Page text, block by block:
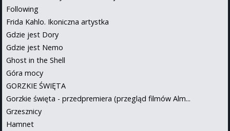
Following
Frida Kahlo. Ikoniczna artystka
Gdzie jest Dory
Gdzie jest Nemo
Ghost in the Shell
Góra mocy
GORZKIE ŚWIĘTA
Gorzkie święta - przedpremiera (przegląd filmów Alm...
Grzesznicy
Hamnet